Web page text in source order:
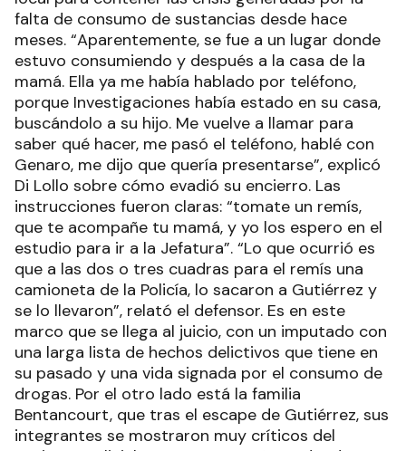
falta de consumo de sustancias desde hace
meses. “Aparentemente, se fue a un lugar donde
estuvo consumiendo y después a la casa de la
mamá. Ella ya me había hablado por teléfono,
porque Investigaciones había estado en su casa,
buscándolo a su hijo. Me vuelve a llamar para
saber qué hacer, me pasó el teléfono, hablé con
Genaro, me dijo que quería presentarse”, explicó
Di Lollo sobre cómo evadió su encierro. Las
instrucciones fueron claras: “tomate un remís,
que te acompañe tu mamá, y yo los espero en el
estudio para ir a la Jefatura”. “Lo que ocurrió es
que a las dos o tres cuadras para el remís una
camioneta de la Policía, lo sacaron a Gutiérrez y
se lo llevaron”, relató el defensor. Es en este
marco que se llega al juicio, con un imputado con
una larga lista de hechos delictivos que tiene en
su pasado y una vida signada por el consumo de
drogas. Por el otro lado está la familia
Bentancourt, que tras el escape de Gutiérrez, sus
integrantes se mostraron muy críticos del